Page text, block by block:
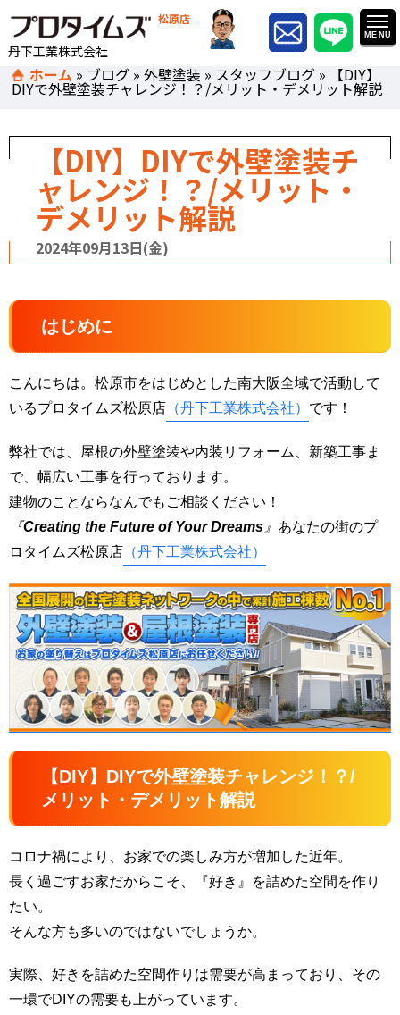
松原店
丹下工業株式会社
ホーム » ブログ »外壁塗装 » スタッフブログ » 【DIY】
DIYで外壁塗装チャレンジ！？/メリット・デメリット解説
【DIY】DIYで外壁塗装チ
ャレンジ！？/メリット・
デメリット解説
2024年09月13日(金)
はじめに
こんにちは。松原市をはじめとした南大阪全域で活動して
いるプロタイムズ松原店 （丹下工業株式会社） です！
弊社では、屋根の外壁塗装や内装リフォーム、新築工事ま
で、幅広い工事を行っております。
建物のことならなんでもご相談ください！
『Creating the Future of Your Dreams 』 あなたの街のプ
ロタイムズ松原店 （丹下工業株式会社）
【DIY】DIYで外壁塗装チャレンジ！？/
メリット・デメリット解説
コロナ禍により、お家での楽しみ方が増加した近年。
長く過ごすお家だからこそ、『好き』を詰めた空間を作り
たい。
そんな方も多いのではないでしょうか。
実際、好きを詰めた空間作りは需要が高まっており、その
一環でDIYの需要も上がっています。